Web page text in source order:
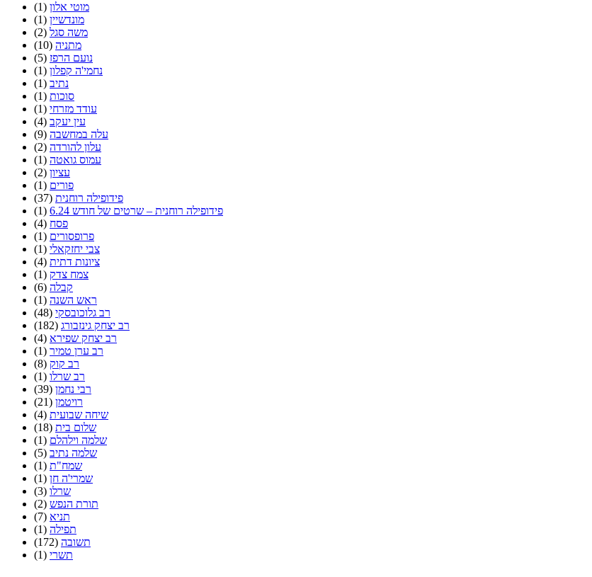
מוטי אלון (1)
מונדשיין (1)
משה סגל (2)
מתניה (10)
נועם הרפז (5)
נחמי'ה קפלון (1)
נתיב (1)
סוכות (1)
עודד מזרחי (1)
עין יעקב (4)
עלה במחשבה (9)
עלון להורדה (2)
עמוס גואטה (1)
עציון (2)
פורים (1)
פידופילה רוחנית (37)
פידופילה רוחנית – שרטים של חודש 6.24
(1)
פסח (4)
פרופסורים (1)
צבי יחזקאלי (1)
ציונות דתית (4)
צמח צדק (1)
קבלה (6)
ראש השנה (1)
רב גלוכובסקי (48)
רב יצחק גינזבורג (182)
רב יצחק שפירא (4)
רב ערן טמיר (1)
רב קוק (8)
רב שרלו (1)
רבי נחמן (39)
רויטמן (21)
שיחה שבועית (4)
שלום בית (18)
שלמה וילהלם (1)
שלמה נתיב (5)
שמח"ת (1)
שמרי'ה חן (1)
שרלו (3)
תורת הנפש (2)
תניא (7)
תפילה (1)
תשובה (172)
תשרי (1)